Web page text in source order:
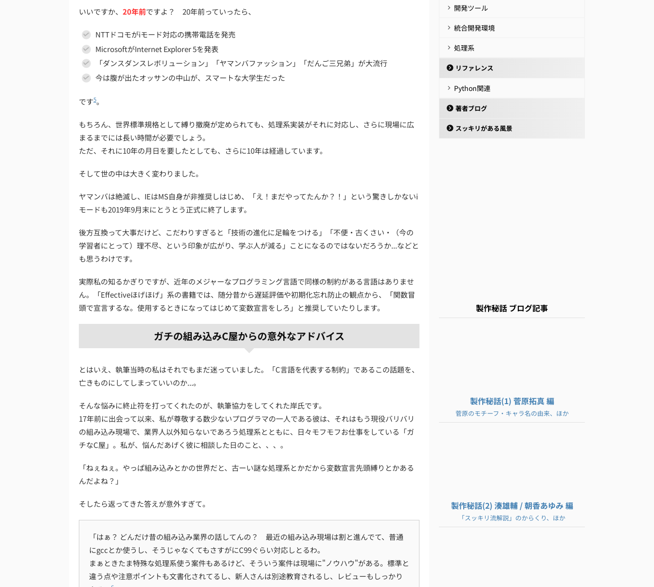
いいですか、 20年前ですよ？ 20年前っていったら、
NTTドコモがiモード対応の携帯電話を発売
MicrosoftがInternet Explorer 5を発表
「ダンスダンスレボリューション」「ヤマンバファッション」「だんご三兄弟」が大流行
今は腹が出たオッサンの中山が、スマートな大学生だった
です5。
もちろん、世界標準規格として縛り撤廃が定められても、処理系実装がそれに対応し、さらに現場に広
まるまでには長い時間が必要でしょう。
ただ、それに10年の月日を要したとしても、さらに10年は経過しています。
そして世の中は大きく変わりました。
ヤマンバは絶滅し、IEはMS自身が非推奨しはじめ、「え！まだやってたんか？！」という驚きしかないi
モードも2019年9月末にとうとう正式に終了します。
後方互換って大事だけど、こだわりすぎると「技術の進化に足輪をつける」「不便・古くさい・（今の
学習者にとって）理不尽、という印象が広がり、学ぶ人が減る」ことになるのではないだろうか...などと
も思うわけです。
実際私の知るかぎりですが、近年のメジャーなプログラミング言語で同様の制約がある言語はありませ
ん。「Effectiveほげほげ」系の書籍では、随分昔から遅延評価や初期化忘れ防止の観点から、「関数冒
頭で宣言するな。使用するときになってはじめて変数宣言をしろ」と推奨していたりします。
ガチの組み込みC屋からの意外なアドバイス
とはいえ、執筆当時の私はそれでもまだ迷っていました。「C言語を代表する制約」であるこの話題を、
亡きものにしてしまっていいのか...。
そんな悩みに終止符を打ってくれたのが、執筆協力をしてくれた岸氏です。
17年前に出会って以来、私が尊敬する数少ないプログラマの一人である彼は、それはもう現役バリバリ
の組み込み現場で、業界人以外知らないであろう処理系とともに、日々モフモフお仕事をしている「ガ
チなC屋」。私が、悩んだあげく彼に相談した日のこと、、、。
「ねぇねぇ。やっぱ組み込みとかの世界だと、古ーい謎な処理系とかだから変数宣言先頭縛りとかある
んだよね？」
そしたら返ってきた答えが意外すぎて。
「はぁ？ どんだけ昔の組み込み業界の話してんの？ 最近の組み込み現場は割と進んでて、普通
にgccとか使うし、そうじゃなくてもさすがにC99ぐらい対応しとるわ。
まぁときたま特殊な処理系使う案件もあるけど、そういう案件は現場に"ノウハウ"がある。標準と
違う点や注意ポイントも文書化されてるし、新人さんは別途教育されるし、レビューもしっかり
開発ツール
統合開発環境
処理系
リファレンス
Python関連
著者ブログ
スッキリがある風景
製作秘話 ブログ記事
製作秘話(1) 菅原拓真 編
菅原のモチーフ・キャラ名の由来、ほか
製作秘話(2) 湊雄輔 / 朝香あゆみ 編
「スッキリ流解説」のからくり、ほか